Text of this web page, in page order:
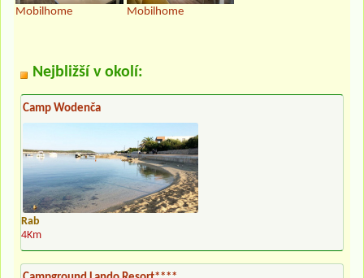
Mobilhome Mobilhome
Nejbližší v okolí:
Camp Wodenča
Rab
4Km